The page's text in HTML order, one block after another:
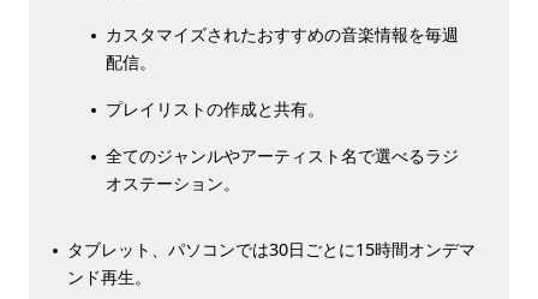
カスタマイズされたおすすめの音楽情報を毎週
配信。
プレイリストの作成と共有。
全てのジャンルやアーティスト名で選べるラジ
オステーション。
タブレット、パソコンでは30日ごとに15時間オンデマ
ンド再生。